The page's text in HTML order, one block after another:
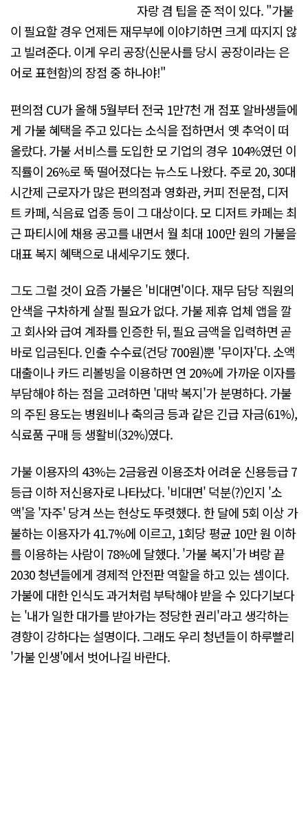
자랑 겸 팁을 준 적이 있다. "가불
이 필요할 경우 언제든 재무부에 이야기하면 크게 따지지 않
고 빌려준다. 이게 우리 공장(신문사를 당시 공장이라는 은
어로 표현함)의 장점 중 하나야!"
편의점 CU가 올해 5월부터 전국 1만7천 개 점포 알바생들에
게 가불 혜택을 주고 있다는 소식을 접하면서 옛 추억이 떠
올랐다. 가불 서비스를 도입한 모 기업의 경우 104%였던 이
직률이 26%로 뚝 떨어졌다는 뉴스도 나왔다. 주로 20, 30대
시간제 근로자가 많은 편의점과 영화관, 커피 전문점, 디저
트 카페, 식음료 업종 등이 그 대상이다. 모 디저트 카페는 최
근 파티시에 채용 공고를 내면서 월 최대 100만 원의 가불을
대표 복지 혜택으로 내세우기도 했다.
그도 그럴 것이 요즘 가불은 '비대면'이다. 재무 담당 직원의
안색을 구차하게 살필 필요가 없다. 가불 제휴 업체 앱을 깔
고 회사와 급여 계좌를 인증한 뒤, 필요 금액을 입력하면 곧
바로 입금된다. 인출 수수료(건당 700원)뿐 '무이자'다. 소액
대출이나 카드 리볼빙을 이용하면 연 20%에 가까운 이자를
부담해야 하는 점을 고려하면 '대박 복지'가 분명하다. 가불
의 주된 용도는 병원비나 축의금 등과 같은 긴급 자금(61%),
식료품 구매 등 생활비(32%)였다.
가불 이용자의 43%는 2금융권 이용조차 어려운 신용등급 7
등급 이하 저신용자로 나타났다. '비대면' 덕분(?)인지 '소
액'을 '자주' 당겨 쓰는 현상도 뚜렷했다. 한 달에 5회 이상 가
불하는 이용자가 41.7%에 이르고, 1회당 평균 10만 원 이하
를 이용하는 사람이 78%에 달했다. '가불 복지'가 벼랑 끝
2030 청년들에게 경제적 안전판 역할을 하고 있는 셈이다.
가불에 대한 인식도 과거처럼 부탁해야 받을 수 있다기보다
는 '내가 일한 대가를 받아가는 정당한 권리'라고 생각하는
경향이 강하다는 설명이다. 그래도 우리 청년들이 하루빨리
'가불 인생'에서 벗어나길 바란다.